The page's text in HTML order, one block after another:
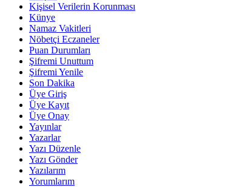
Kişisel Verilerin Korunması
Künye
Namaz Vakitleri
Nöbetçi Eczaneler
Puan Durumları
Şifremi Unuttum
Şifremi Yenile
Son Dakika
Üye Giriş
Üye Kayıt
Üye Onay
Yayınlar
Yazarlar
Yazı Düzenle
Yazı Gönder
Yazılarım
Yorumlarım